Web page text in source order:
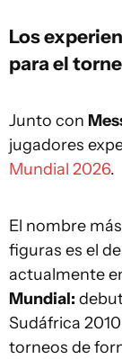
Los
para el
Junto con
jugadores
Mundial 2026.
El nombre
figuras es el de
actualmente
Mundial:
Sudáfrica
torneos de